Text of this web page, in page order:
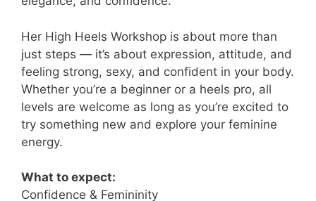
Her High Heels Workshop is about more than
just steps — it’s about expression, attitude, and
feeling strong, sexy, and confident in your body.
Whether you’re a beginner or a heels pro, all
levels are welcome as long as you’re excited to
try something new and explore your feminine
energy.
What to expect:
Confidence & Femininity